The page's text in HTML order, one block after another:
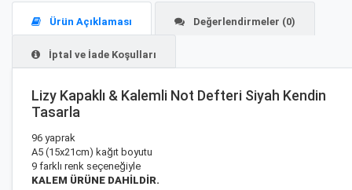
Ürün Açıklaması Değerlendirmeler (0)
İptal ve İade Koşulları
Lizy Kapaklı & Kalemli Not Defteri Siyah Kendin
Tasarla
96 yaprak
A5 (15x21cm) kağıt boyutu
9 farklı renk seçeneğiyle
KALEM ÜRÜNE DAHİLDİR.